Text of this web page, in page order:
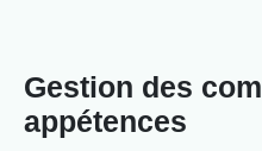
Gestion des
appétences